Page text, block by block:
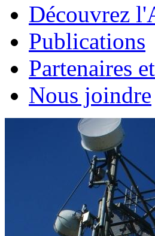
Découvrez
Publications
Partenaires
Nous joindre